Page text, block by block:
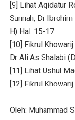
[9] Lihat Aqidatur
Sunnah, Dr
H) Hal. 15-17
[10] Fikrul
Dr Ali As Shalabi
[11] Lihat Ushul
[12] Fikrul
Oleh: Muhammad